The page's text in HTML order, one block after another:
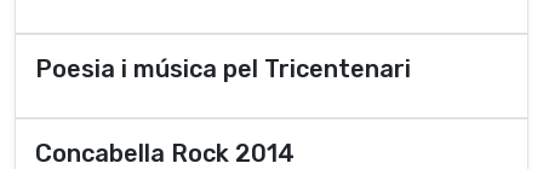
Poesia i música pel Tricentenari
Concabella Rock 2014